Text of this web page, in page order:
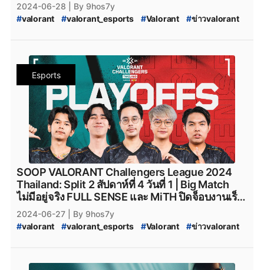
1ก้าว
2024-06-28
| By 9hos7y
#valorant #valorant_esports #Valorant #ข่าวvalorant
VALORANT_Challengers_2024_Split_2 #ทีมvalorant
# Riot #เกมriotgames #MiTH #mith
mith_valorant mith.valorant #FullSense
fullsense_valorant #fullsense #full_sense
valorant_full_sense #attackallaroud
AttackAllAround #Attack_All_Around
Attack-All-Around #AAA.Valorant #AAA
aaa_valorant # teamnkt_valorant #Team-NKT
team_nkt_valorant #XOXO_01 #XOXO_01_VALORANT
#VALORANT_XOXO_01 #riotgames #ESL #afreecatv
#afreecatv_valorant # Afreeca #FPSThailand #fps
# fpsthailand #soop #SOOP
Esports
SOOP VALORANT Challengers League 2024
Thailand: Split 2 สัปดาห์ที่ 4 วันที่ 1 | Big Match
ไม่มีอยู่จริง FULL SENSE และ MiTH ปิดจ็อบงานเร็ว
พร้อมกำเนิดตำนาน 13-0 แรกของทัวร์นาเมนต์
2024-06-27
| By 9hos7y
#valorant #valorant_esports #Valorant #ข่าวvalorant
VALORANT_Challengers_2024_Split_2 #ทีมvalorant